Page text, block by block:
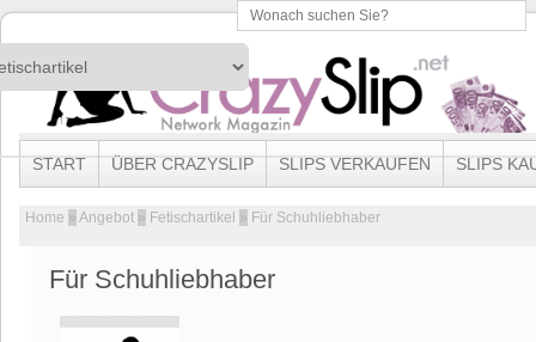
START ÜBER CRAZYSLIP SLIPS VERKAUFEN SLIPS
Home » Angebot » Fetischartikel » Für Schuhliebhaber
Für Schuhliebhaber